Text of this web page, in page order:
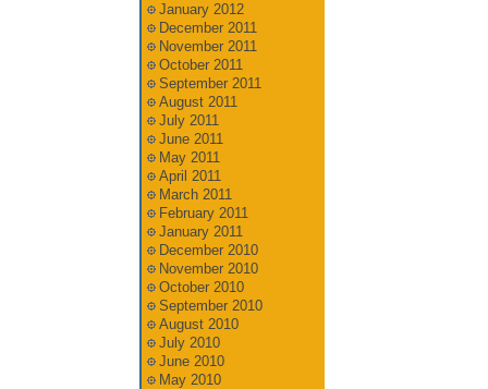
January 2012
December 2011
November 2011
October 2011
September 2011
August 2011
July 2011
June 2011
May 2011
April 2011
March 2011
February 2011
January 2011
December 2010
November 2010
October 2010
September 2010
August 2010
July 2010
June 2010
May 2010